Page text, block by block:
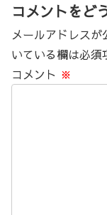
コメントをど
メールアドレスが
いている欄は必須
コメント ※